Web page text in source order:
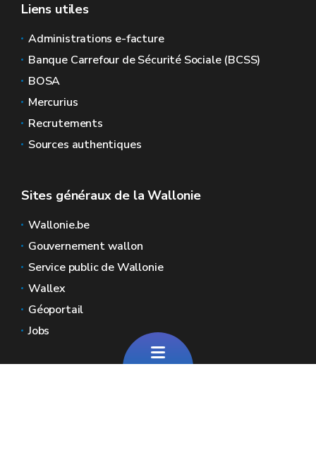
Liens utiles
Administrations e-facture
Banque Carrefour de Sécurité Sociale (BCSS)
BOSA
Mercurius
Recrutements
Sources authentiques
Sites généraux de la Wallonie
Wallonie.be
Gouvernement wallon
Service public de Wallonie
Wallex
Géoportail
Jobs